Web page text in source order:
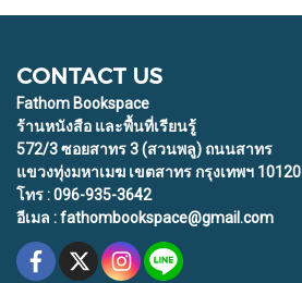
CONTACT US
Fathom Bookspace
ร้านหนังสือ และพื้นที่เรียนรู้
572/3 ซอยสาทร 3 (สวนพลู) ถนนสาทร
แขวงทุ่งมหาเมฆ เขตสาทร กรุงเทพฯ 10120
โทร : 096-935-3642
อีเมล : fathombookspace@gmail.com